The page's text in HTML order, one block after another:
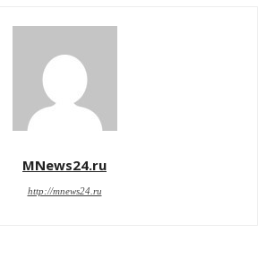
MNews24.ru
http://mnews24.ru